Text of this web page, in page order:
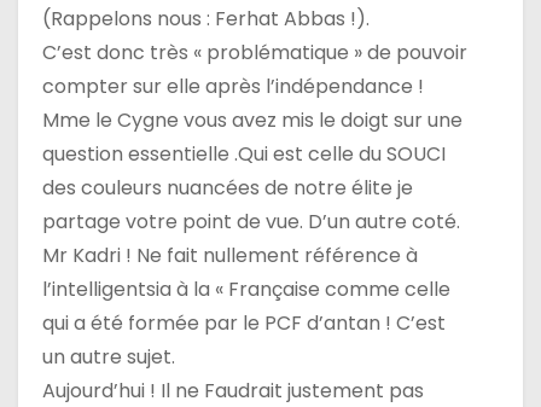
(Rappelons nous : Ferhat Abbas !).
C’est donc très « problématique » de pouvoir
compter sur elle après l’indépendance !
Mme le Cygne vous avez mis le doigt sur une
question essentielle .Qui est celle du SOUCI
des couleurs nuancées de notre élite je
partage votre point de vue. D’un autre coté.
Mr Kadri ! Ne fait nullement référence à
l’intelligentsia à la « Française comme celle
qui a été formée par le PCF d’antan ! C’est
un autre sujet.
Aujourd’hui ! Il ne Faudrait justement pas